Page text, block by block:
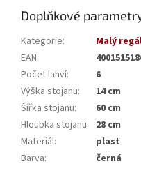
Doplňkové
Kategorie:
Malý
EAN:
Počet lahví:
6
Výška stojanu:
14 cm
Šířka stojanu:
60 cm
Hloubka stojanu: 28 cm
Materiál:
plast
Barva: černá